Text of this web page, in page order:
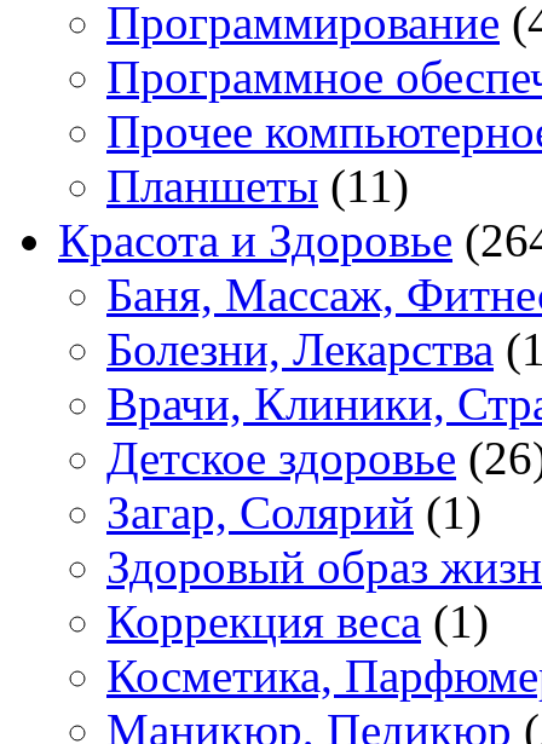
Программирование
Программное
Прочее
Планшеты (11)
Красота и Здоровье
Баня, Массаж,
Болезни, Лекарства
Врачи, Клиники,
Детское здоровье
Загар, Солярий (1)
Здоровый образ
Коррекция веса (1)
Косметика,
Маникюр, Педикюр